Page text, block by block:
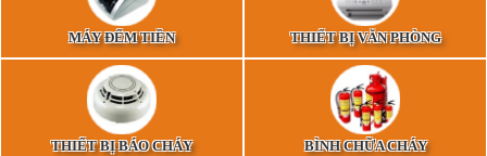
MÁY ĐẾM TIỀN THIẾT BỊ VĂN PHÒNG
THIẾT BỊ BÁO CHÁY BÌNH CHỮA CHÁY